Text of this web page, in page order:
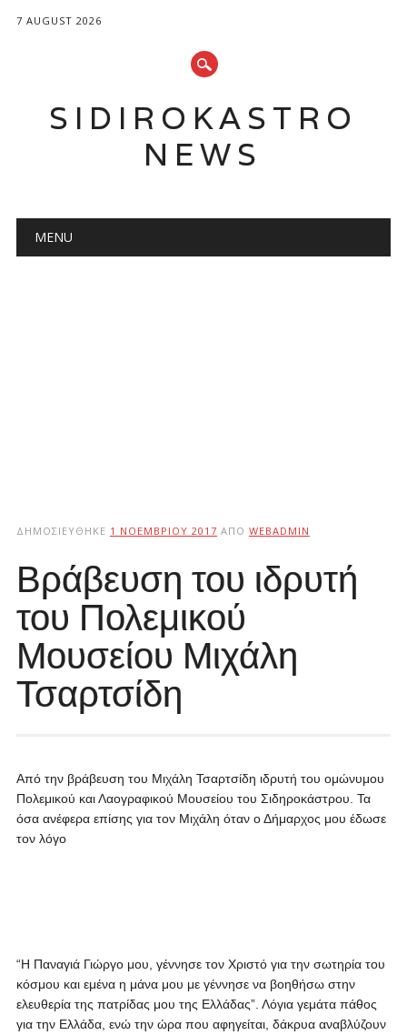
7 AUGUST 2026
SIDIROKASTRO
NEWS
Main menu
MENU
ΔΗΜΟΣΙΕΎΘΗΚΕ 1 ΝΟΕΜΒΡΊΟΥ 2017 ΑΠΌ WEBADMIN
Βράβευση του ιδρυτή
του Πολεμικού
Μουσείου Μιχάλη
Τσαρτσίδη
Από την βράβευση του Μιχάλη Τσαρτσίδη ιδρυτή του ομώνυμου
Πολεμικού και Λαογραφικού Μουσείου του Σιδηροκάστρου. Τα
όσα ανέφερα επίσης για τον Μιχάλη όταν ο Δήμαρχος μου έδωσε
τον λόγο
“Η Παναγιά Γιώργο μου, γέννησε τον Χριστό για την σωτηρία του
κόσμου και εμένα η μάνα μου με γέννησε να βοηθήσω στην
ελευθερία της πατρίδας μου της Ελλάδας”. Λόγια γεμάτα πάθος
για την Ελλάδα, ενώ την ώρα που αφηγείται, δάκρυα αναβλύζουν